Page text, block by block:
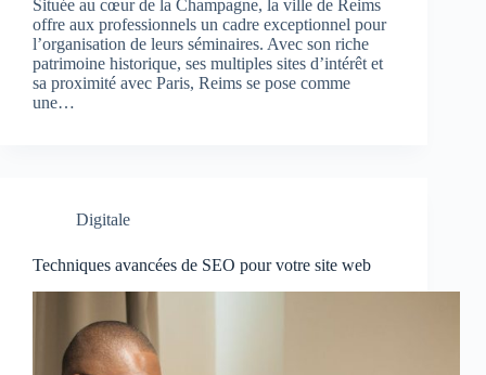
Située au cœur de la Champagne, la ville de Reims
offre aux professionnels un cadre exceptionnel pour
l’organisation de leurs séminaires. Avec son riche
patrimoine historique, ses multiples sites d’intérêt et
sa proximité avec Paris, Reims se pose comme
une…
Digitale
Techniques avancées de SEO pour votre site web